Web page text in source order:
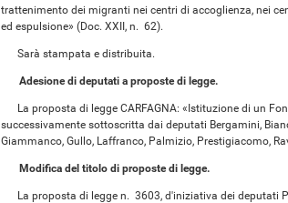
trattenimento dei migranti nei centri di accoglienza, nei
ed espulsione» (Doc. XXII, n. 62).
Sarà stampata e distribuita.
Adesione di deputati a proposte di legge.
La proposta di legge CARFAGNA: «Istituzione di un
successivamente sottoscritta dai deputati Bergamini,
Giammanco, Gullo, Laffranco, Palmizio, Prestigiacomo,
Modifica del titolo di proposte di legge.
La proposta di legge n. 3603, d'iniziativa dei deputati